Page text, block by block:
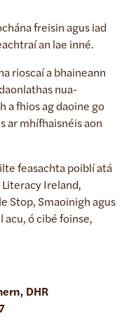
freisin agus iad
an lae inné.
rioscaí a bhaineann
nua-
a fhios ag daoine go
ar mhífhaisnéis aon
feasachta poiblí atá
Ireland,
Stop, Smaoinigh agus
acu, ó cibé foinse,
DHR